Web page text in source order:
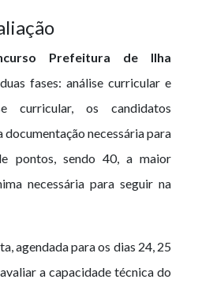
Prefeitura de Ilha
fases: análise curricular e
curricular, os candidatos
documentação necessária para
pontos, sendo 40, a maior
necessária para seguir na
agendada para os dias 24, 25
a capacidade técnica do